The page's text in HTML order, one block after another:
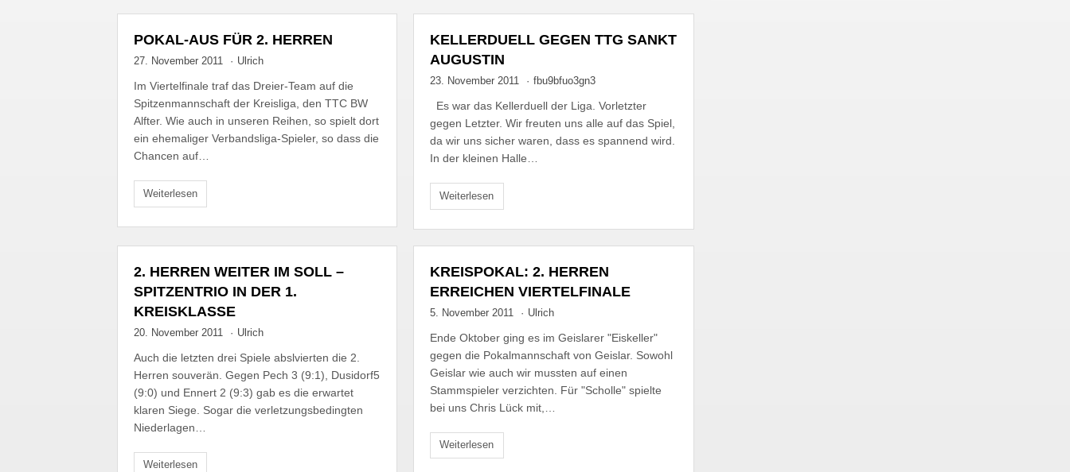
POKAL-AUS FÜR 2. HERREN
27. November 2011 · Ulrich
Im Viertelfinale traf das Dreier-Team auf die
Spitzenmannschaft der Kreisliga, den TTC BW
Alfter. Wie auch in unseren Reihen, so spielt dort
ein ehemaliger Verbandsliga-Spieler, so dass die
Chancen auf…
Weiterlesen
KELLERDUELL GEGEN TTG SANKT
AUGUSTIN
23. November 2011 · fbu9bfuo3gn3
Es war das Kellerduell der Liga. Vorletzter
gegen Letzter. Wir freuten uns alle auf das Spiel,
da wir uns sicher waren, dass es spannend wird.
In der kleinen Halle…
Weiterlesen
2. HERREN WEITER IM SOLL –
SPITZENTRIO IN DER 1.
KREISKLASSE
20. November 2011 · Ulrich
Auch die letzten drei Spiele abslvierten die 2.
Herren souverän. Gegen Pech 3 (9:1), Dusidorf5
(9:0) und Ennert 2 (9:3) gab es die erwartet
klaren Siege. Sogar die verletzungsbedingten
Niederlagen…
Weiterlesen
KREISPOKAL: 2. HERREN
ERREICHEN VIERTELFINALE
5. November 2011 · Ulrich
Ende Oktober ging es im Geislarer "Eiskeller"
gegen die Pokalmannschaft von Geislar. Sowohl
Geislar wie auch wir mussten auf einen
Stammspieler verzichten. Für "Scholle" spielte
bei uns Chris Lück mit,…
Weiterlesen